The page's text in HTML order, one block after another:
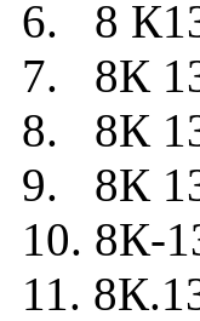
6. 8
7. 8К
8. 8К
9. 8К
10. 8К-
11.